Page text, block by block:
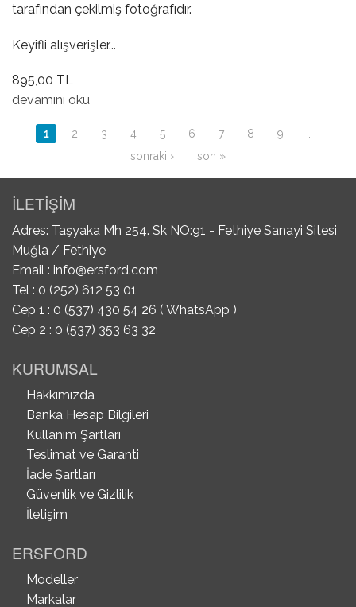
tarafından çekilmiş fotoğrafıdır.
Keyifli alışverişler...
895,00 TL
AUX Girişi hakkında
devamını oku
Sayfalar
1 2 3 4 5 6 7 8 9
sonraki ›
son »
İLETİŞİM
Adres: Taşyaka Mh 254. Sk NO:91 - Fethiye Sanayi Sitesi
Muğla / Fethiye
Email : info@ersford.com
Tel : 0 (252) 612 53 01
Cep 1 : 0 (537) 430 54 26 ( WhatsApp )
Cep 2 : 0 (537) 353 63 32
KURUMSAL
Hakkımızda
Banka Hesap Bilgileri
Kullanım Şartları
Teslimat ve Garanti
İade Şartları
Güvenlik ve Gizlilik
İletişim
ERSFORD
Modeller
Markalar